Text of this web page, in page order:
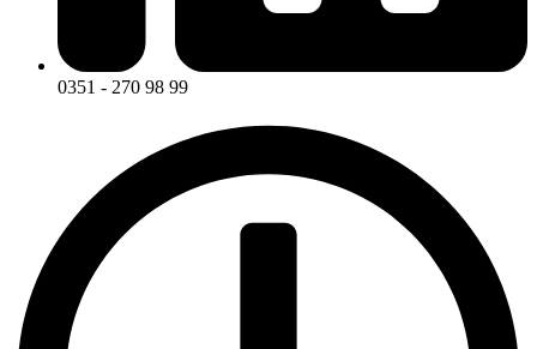
0351 - 270 98 99